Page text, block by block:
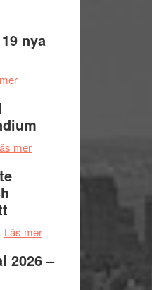
nya
om
West
presenterar
årets
merom
Filmstadens
stipendium
Läs merom
Det
2026 –